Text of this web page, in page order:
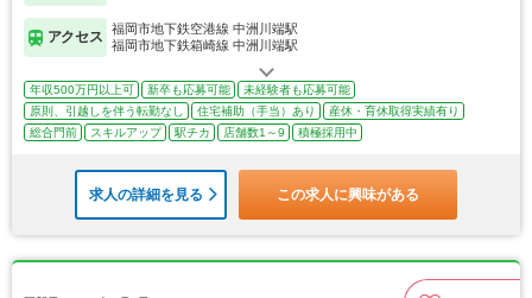
アクセス
福岡市地下鉄空港線 中洲川端駅
福岡市地下鉄箱崎線 中洲川端駅
年収500万円以上可 新卒も応募可能
未経験者も応募可能
原則、引越しを伴う転勤なし
住宅補助（手当）あり
産休・育休取得実績有り
総合門前
スキルアップ 駅チカ 店舗数1～9 積極採用中
求人の詳細を見る この求人に興味がある